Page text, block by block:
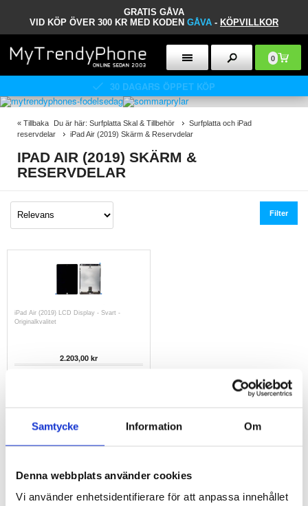
Samtycke Information Om
Denna webbplats använder cookies
Vi använder enhetsidentifierare för att anpassa innehållet
GRATIS GÅVA
VID KÖP ÖVER 300 KR MED KODEN GÅVA - KÖPVILLKOR
0
30 DAGARS ÖPPET KÖP
« Tillbaka Du är här: Surfplatta Skal & Tillbehör
Surfplatta och iPad
reservdelar
iPad Air (2019) Skärm & Reservdelar
IPAD AIR (2019) SKÄRM &
RESERVDELAR
Filter
iPad Air (2019) LCD Display - Svart -
Originalkvalitet
2.203,00 kr